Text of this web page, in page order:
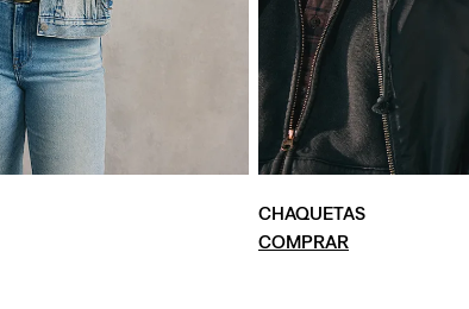
CHAQUETAS
COMPRAR